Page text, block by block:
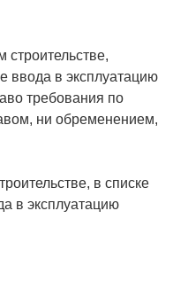
строительстве,
ввода в эксплуатацию
требования по
ни обременением,
в списке
в эксплуатацию